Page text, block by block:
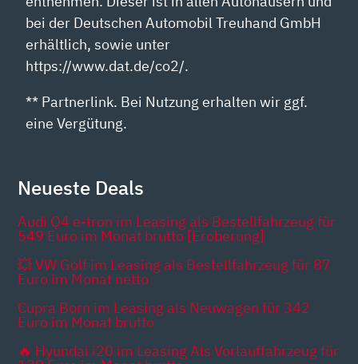
bei der Deutschen Automobil Treuhand GmbH
erhältlich, sowie unter
https://www.dat.de/co2/.
** Partnerlink. Bei Nutzung erhalten wir ggf.
eine Vergütung.
Neueste Deals
Audi Q4 e-tron im Leasing als Bestellfahrzeug für
549 Euro im Monat brutto [Eroberung]
💥 VW Golf im Leasing als Bestellfahrzeug für 87
Euro im Monat netto
Cupra Born im Leasing als Neuwagen für 342
Euro im Monat brutto
🔥 Hyundai i20 im Leasing Als Vorlauffahrzeug für